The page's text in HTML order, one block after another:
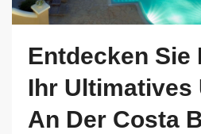
Entdecken Sie
Ihr Ultimatives
An Der Costa